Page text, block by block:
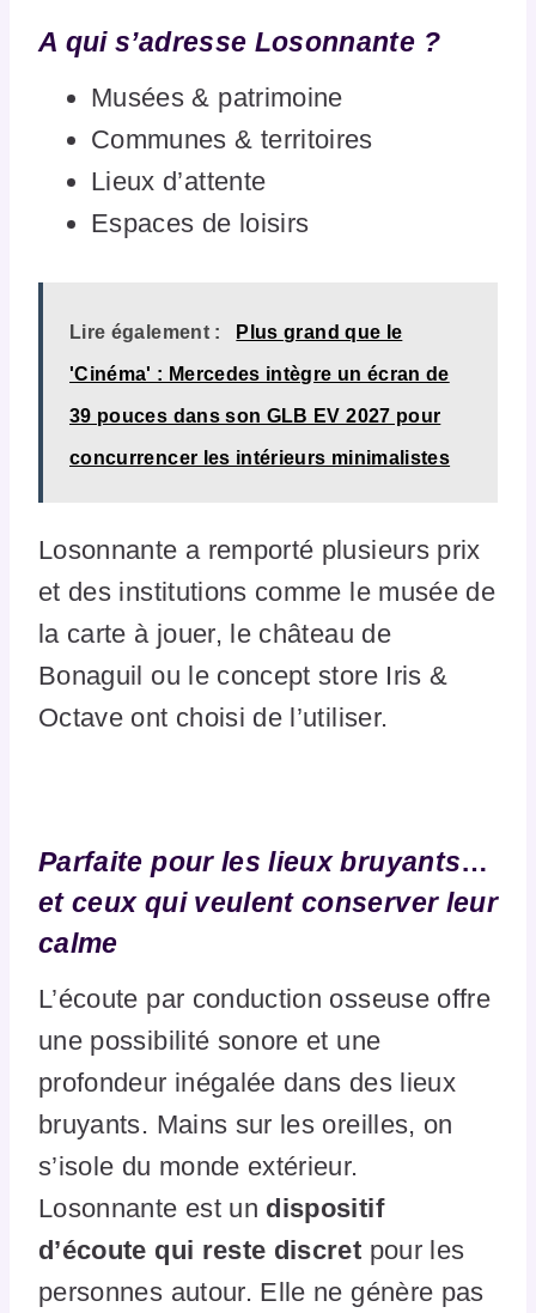
A qui s’adresse Losonnante ?
Musées & patrimoine
Communes & territoires
Lieux d’attente
Espaces de loisirs
Lire également : Plus grand que le
'Cinéma' : Mercedes intègre un écran de
39 pouces dans son GLB EV 2027 pour
concurrencer les intérieurs minimalistes
Losonnante a remporté plusieurs prix
et des institutions comme le musée de
la carte à jouer, le château de
Bonaguil ou le concept store Iris &
Octave ont choisi de l’utiliser.
Parfaite pour les lieux bruyants…
et ceux qui veulent conserver leur
calme
L’écoute par conduction osseuse offre
une possibilité sonore et une
profondeur inégalée dans des lieux
bruyants. Mains sur les oreilles, on
s’isole du monde extérieur.
Losonnante est un dispositif
d’écoute qui reste discret pour les
personnes autour. Elle ne génère pas